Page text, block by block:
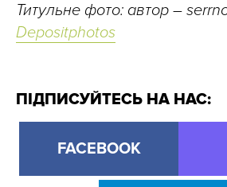
Титульне фото: автор –
Depositphotos
ПІДПИСУЙТЕСЬ НА НАС:
FACEBOOK